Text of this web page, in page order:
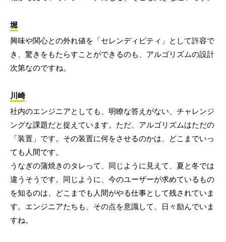
堀
興味や関心との外れ値を「セレンディピティ」として許容で
き、驚きをもたらすことができるのも、アルゴリズムの設計
次第なのですね。
川崎
社内のエンジニアとしても、明瞭な答えがない、チャレンジ
ングな課題だと捉えています。ただ、アルゴリズムはただの
「装置」です。その装置に何をさせるのかは、どこまでいっ
ても人間です。
うなぎの蒲焼きのタレって、同じように見えて、夏と冬では
違うそうです。同じように、今のユーザーが求めているもの
を知るのは、どこまでも人間がやる仕事として残されていま
す。エンジニアたちも、その点を意識して、日々励んでいま
すね。